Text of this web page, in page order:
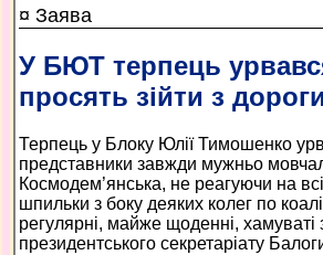
¤ Заява
У БЮТ терпець
просять зійти з
Терпець у Блоку Юлії Тимошенко
представники завжди мужньо
Космодем’янська, не реагуючи на
шпильки з боку деяких колег по
регулярні, майже щоденні, хамуваті
президентського секретаріату